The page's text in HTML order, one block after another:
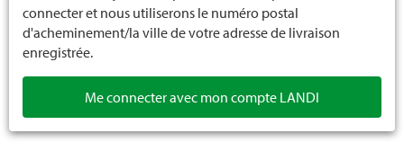
SB quincaillerie
connecter et nous utiliserons le numéro postal
d'acheminement/la ville de votre adresse de livraison
enregistrée.
Me connecter avec mon compte LANDI